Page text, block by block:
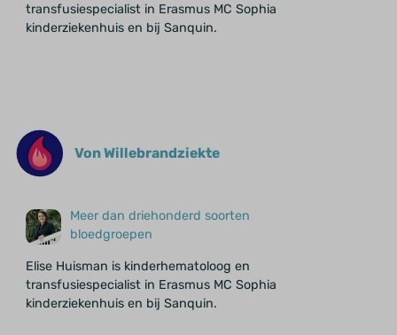
transfusiespecialist in Erasmus MC Sophia
kinderziekenhuis en bij Sanquin.
Von Willebrandziekte
Meer dan driehonderd soorten
bloedgroepen
Elise Huisman is kinderhematoloog en
transfusiespecialist in Erasmus MC Sophia
kinderziekenhuis en bij Sanquin.